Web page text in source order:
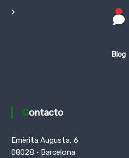
Blog
Contacto
Emèrita Augusta, 6
08028 · Barcelona